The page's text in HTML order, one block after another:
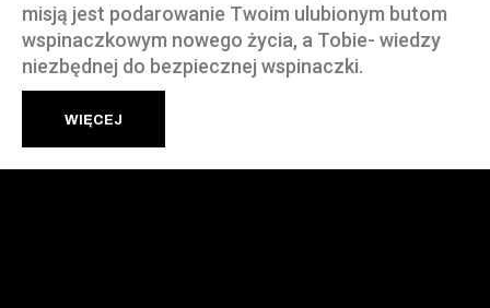
misją jest podarowanie Twoim ulubionym butom
wspinaczkowym nowego życia, a Tobie- wiedzy
niezbędnej do bezpiecznej wspinaczki.
WIĘCEJ